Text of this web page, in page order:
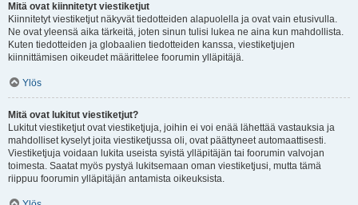
Mitä ovat kiinnitetyt viestiketjut
Kiinnitetyt viestiketjut näkyvät tiedotteiden alapuolella ja ovat vain etusivulla.
Ne ovat yleensä aika tärkeitä, joten sinun tulisi lukea ne aina kun mahdollista.
Kuten tiedotteiden ja globaalien tiedotteiden kanssa, viestiketjujen
kiinnittämisen oikeudet määrittelee foorumin ylläpitäjä.
Ylös
Mitä ovat lukitut viestiketjut?
Lukitut viestiketjut ovat viestiketjuja, joihin ei voi enää lähettää vastauksia ja
mahdolliset kyselyt joita viestiketjussa oli, ovat päättyneet automaattisesti.
Viestiketjuja voidaan lukita useista syistä ylläpitäjän tai foorumin valvojan
toimesta. Saatat myös pystyä lukitsemaan oman viestiketjusi, mutta tämä
riippuu foorumin ylläpitäjän antamista oikeuksista.